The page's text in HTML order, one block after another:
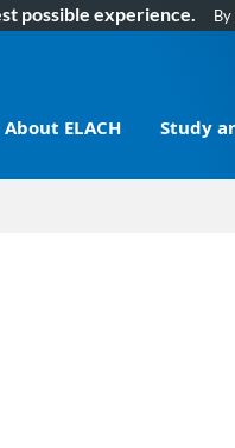
About ELACH Study
possible experience.